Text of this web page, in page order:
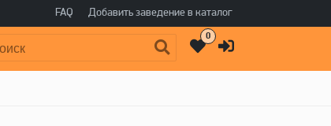
FAQ Добавить заведение в каталог
0